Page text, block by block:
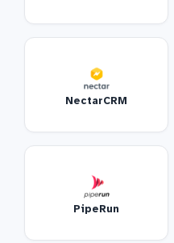
NectarCRM
PipeRun